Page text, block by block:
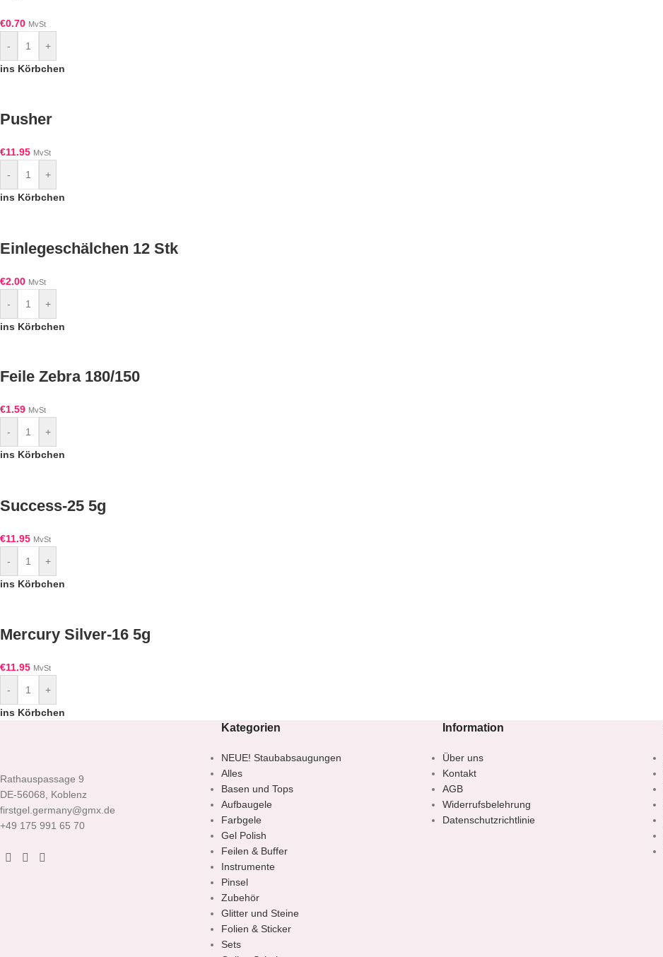
€0.70 MvSt
-
+
ins Körbchen
Pusher
€11.95 MvSt
-
+
ins Körbchen
Einlegeschälchen 12 Stk
€2.00 MvSt
-
+
ins Körbchen
Feile Zebra 180/150
€1.59 MvSt
-
+
ins Körbchen
Success-25 5g
€11.95 MvSt
-
+
ins Körbchen
Mercury Silver-16 5g
€11.95 MvSt
-
+
ins Körbchen
Rathauspassage 9
DE-56068, Koblenz
firstgel.germany@gmx.de
+49 175 991 65 70
Kategorien
NEUE! Staubabsaugungen
Alles
Basen und Tops
Aufbaugele
Farbgele
Gel Polish
Feilen & Buffer
Instrumente
Pinsel
Zubehör
Glitter und Steine
Folien & Sticker
Sets
Information
Über uns
Kontakt
AGB
Widerrufsbelehrung
Datenschutzrichtlinie